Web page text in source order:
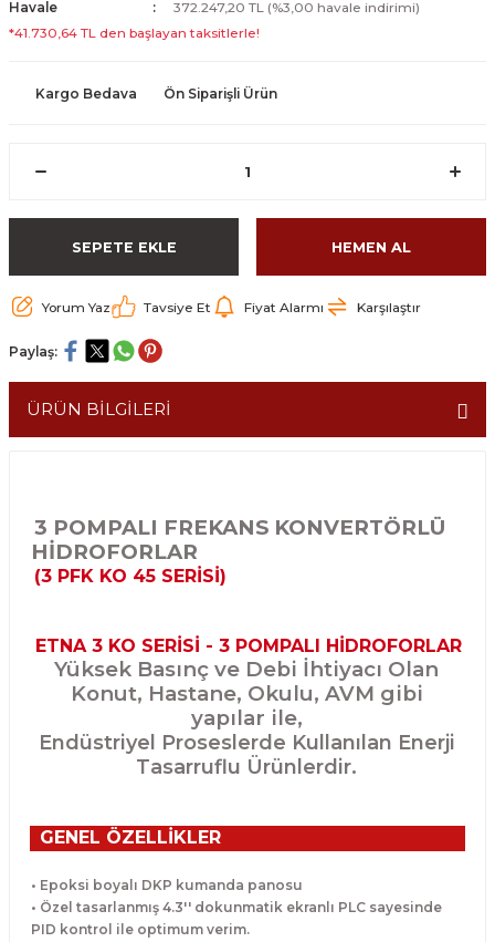
Havale
372.247,20 TL (%3,00 havale indirimi)
*41.730,64 TL den başlayan taksitlerle!
Kargo Bedava Ön Siparişli Ürün
SEPETE EKLE HEMEN AL
Yorum Yaz Tavsiye Et Fiyat Alarmı Karşılaştır
Paylaş:
ÜRÜN BİLGİLERİ
3 POMPALI FREKANS KONVERTÖRLÜ
HİDROFORLAR
(3 PFK KO 45 SERİSİ)
ETNA 3 KO SERİSİ - 3 POMPALI HİDROFORLAR
Yüksek Basınç ve Debi İhtiyacı Olan
Konut, Hastane, Okulu, AVM gibi
yapılar ile,
Endüstriyel Proseslerde Kullanılan Enerji
Tasarruflu Ürünlerdir.
GENEL ÖZELLİKLER
• Epoksi boyalı DKP kumanda panosu
• Özel tasarlanmış 4.3'' dokunmatik ekranlı PLC sayesinde
PID kontrol ile optimum verim.